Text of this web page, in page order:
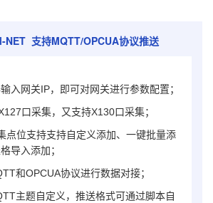
NET 支持MQTT/OPCUA协议推送
入网关IP，即可对网关进行参数配置；
口采集，又支持X130口采集；
点位支持支持自定义添加、一键批量添
导入添加；
和OPCUA协议进行数据对接；
主题自定义，推送格式可通过脚本自